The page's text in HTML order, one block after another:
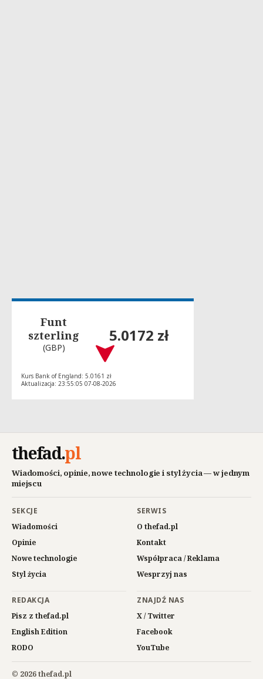
Funt
szterling
(GBP)
5.0172 zł
Kurs Bank of England: 5.0161 zł
Aktualizacja: 23:55:05 07-08-2026
thefad.pl
Wiadomości, opinie, nowe technologie i styl życia — w jednym
miejscu
SEKCJE
Wiadomości
Opinie
Nowe technologie
Styl życia
SERWIS
O thefad.pl
Kontakt
Współpraca / Reklama
Wesprzyj nas
REDAKCJA
Pisz z thefad.pl
English Edition
RODO
ZNAJDŹ NAS
X / Twitter
Facebook
YouTube
© 2026 thefad.pl